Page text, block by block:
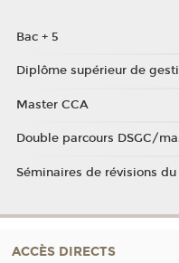
Bac + 5
Diplôme supérieur de
Master CCA
Double parcours DSGC/
Séminaires de révisions du
ACCÈS DIRECTS